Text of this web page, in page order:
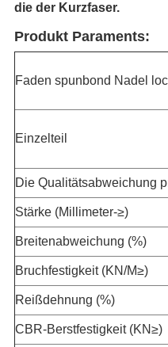
die der Kurzfaser.
Produkt Paraments:
Faden spunbond Nadel
Einzelteil
Die Qualitätsabweichung
Stärke (Millimeter-≥)
Breitenabweichung (%)
Bruchfestigkeit (KN/M≥)
Reißdehnung (%)
CBR-Berstfestigkeit (KN≥)